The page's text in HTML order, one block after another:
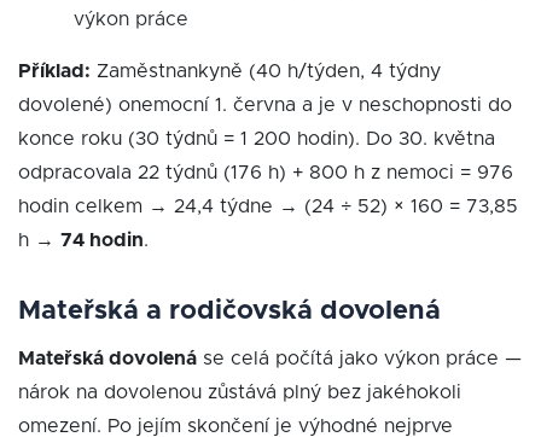
výkon práce
Příklad: Zaměstnankyně (40 h/týden, 4 týdny
dovolené) onemocní 1. června a je v neschopnosti do
konce roku (30 týdnů = 1 200 hodin). Do 30. května
odpracovala 22 týdnů (176 h) + 800 h z nemoci = 976
hodin celkem → 24,4 týdne → (24 ÷ 52) × 160 = 73,85
h → 74 hodin.
Mateřská a rodičovská dovolená
Mateřská dovolená se celá počítá jako výkon práce —
nárok na dovolenou zůstává plný bez jakéhokoli
omezení. Po jejím skončení je výhodné nejprve